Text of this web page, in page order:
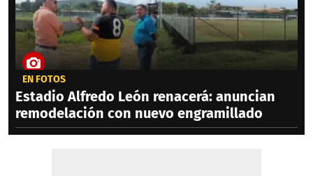
EN FOTOS
Estadio Alfredo León renacerá: anuncian
remodelación con nuevo engramillado